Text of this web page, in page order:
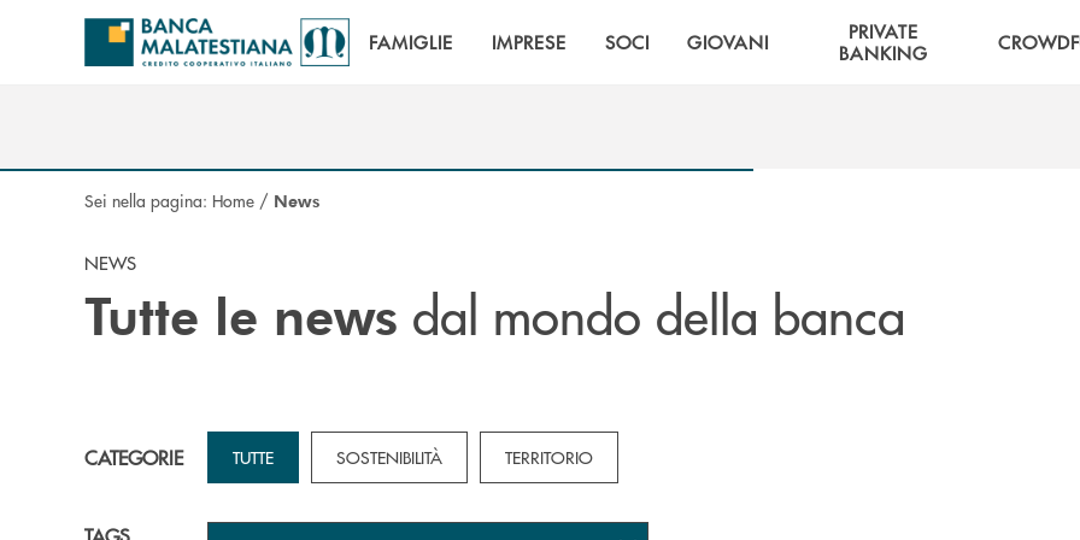
Salta al contenuto principale
FAMIGLIE IMPRESE SOCI GIOVANI
PRIVATE
BANKING
Sei nella pagina: Home / News
NEWS
Tutte le news dal mondo della banca
CATEGORIE TUTTE SOSTENIBILITÀ TERRITORIO